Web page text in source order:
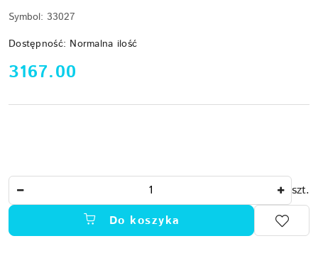
Symbol: 33027
Dostępność: Normalna ilość
cena:
3167.00
szt.
Do koszyka